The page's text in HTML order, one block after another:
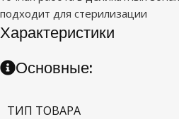
подходит для стерилизации
Характеристики
Основные:
ТИП ТОВАРА